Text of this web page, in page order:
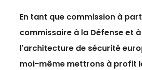
En tant que commission à
commissaire à la Défense et
l'architecture de sécurité
moi-même mettrons à profit